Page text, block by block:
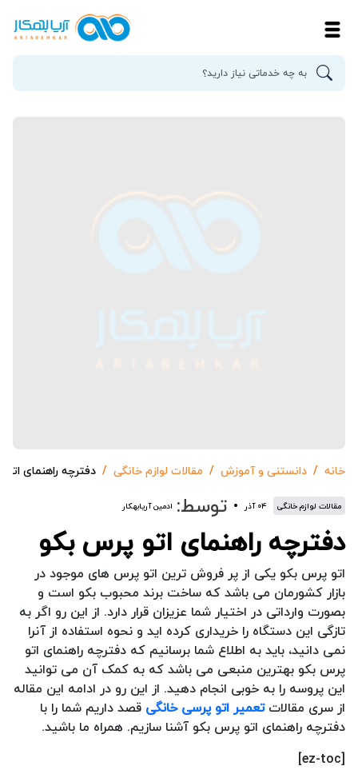
خانه دانستنی و آموزش مقالات لوازم خانگی دفترچه راهنمای
مقالات لوازم خانگی ۰۴ آذر توسط: ادمین آریابهکار
دفترچه راهنمای اتو پرس بکو
اتو پرس بکو یکی از پر فروش ترین اتو پرس های موجود در
بازار کشورمان می باشد که ساخت برند محبوب بکو است و
بصورت وارداتی در اختیار شما عزیزان قرار دارد. از این رو اگر به
تازگی این دستگاه را خریداری کرده اید و نحوه استفاده از آنرا
نمی دانید، باید به اطلاع شما برسانیم که دفترچه راهنمای اتو
پرس بکو بهترین منبعی می باشد که به کمک آن می توانید
این پروسه را به خوبی انجام دهید. از این رو در ادامه این مقاله
از سری مقالاتتعمیر اتو پرسی خانگی قصد داریم شما را با
دفترچه راهنمای اتو پرس بکو آشنا سازیم. همراه ما باشید.
[ez-toc]